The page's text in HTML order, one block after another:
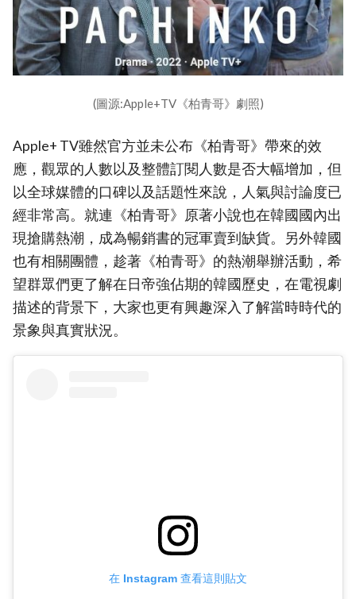
(圖源:Apple+TV《柏青哥》劇照)
Apple+ TV雖然官方並未公布《柏青哥》帶來的效
應，觀眾的人數以及整體訂閱人數是否大幅增加，但
以全球媒體的口碑以及話題性來說，人氣與討論度已
經非常高。就連《柏青哥》原著小說也在韓國國內出
現搶購熱潮，成為暢銷書的冠軍賣到缺貨。另外韓國
也有相關團體，趁著《柏青哥》的熱潮舉辦活動，希
望群眾們更了解在日帝強佔期的韓國歷史，在電視劇
描述的背景下，大家也更有興趣深入了解當時時代的
景象與真實狀況。
在 Instagram 查看這則貼文